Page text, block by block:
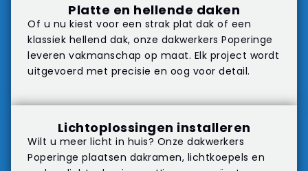
Platte en hellende daken
Of u nu kiest voor een strak plat dak of een
klassiek hellend dak, onze dakwerkers Poperinge
leveren vakmanschap op maat. Elk project wordt
uitgevoerd met precisie en oog voor detail.
Lichtoplossingen installeren
Wilt u meer licht in huis? Onze dakwerkers
Poperinge plaatsen dakramen, lichtkoepels en